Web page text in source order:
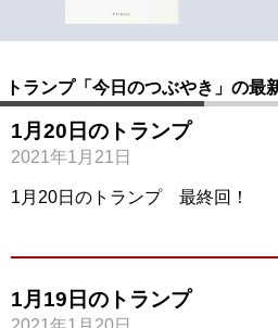
トランプ「今日のつぶやき」の最
1月20日のトランプ
2021年1月21日
1月20日のトランプ 最終回！
1月19日のトランプ